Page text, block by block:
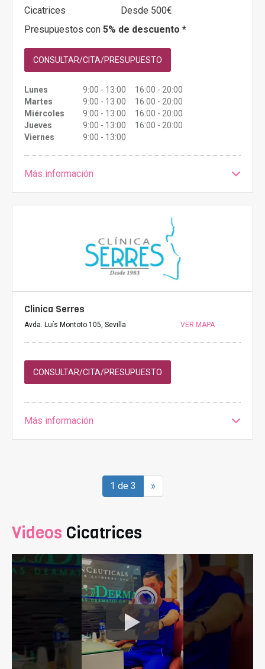
Cicatrices
Desde 500€
Presupuestos con 5% de descuento *
CONSULTAR/CITA/PRESUPUESTO
Lunes
9:00 - 13:00 16:00 - 20:00
Martes
9:00 - 13:00 16:00 - 20:00
Miércoles
9:00 - 13:00 16:00 - 20:00
Jueves
9:00 - 13:00 16:00 - 20:00
Viernes
9:00 - 13:00
Más información
Clinica Serres
Avda. Luís Montoto 105, Sevilla VER MAPA
CONSULTAR/CITA/PRESUPUESTO
Más información
1 de 3 »
Videos Cicatrices